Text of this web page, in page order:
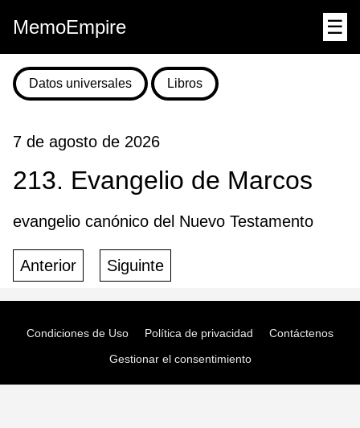
MemoEmpire ☰
Datos universales Libros
7 de agosto de 2026
213. Evangelio de Marcos
evangelio canónico del Nuevo Testamento
Anterior Siguinte
Condiciones de Uso Política de privacidad
Contáctenos
Gestionar el consentimiento